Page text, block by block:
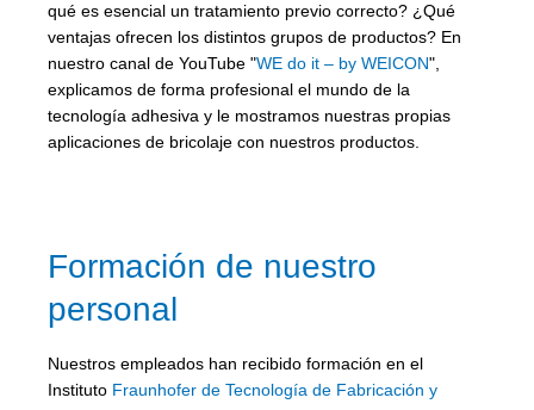
qué es esencial un tratamiento previo correcto? ¿Qué
ventajas ofrecen los distintos grupos de productos? En
nuestro canal de YouTube "WE do it – by WEICON",
explicamos de forma profesional el mundo de la
tecnología adhesiva y le mostramos nuestras propias
aplicaciones de bricolaje con nuestros productos.
Formación de nuestro
personal
Nuestros empleados han recibido formación en el
Instituto Fraunhofer de Tecnología de Fabricación y